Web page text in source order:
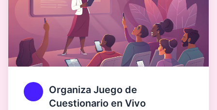
Organiza Juego de
Cuestionario en Vivo